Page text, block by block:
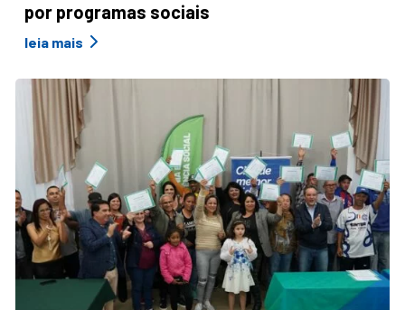
por programas sociais
leia mais